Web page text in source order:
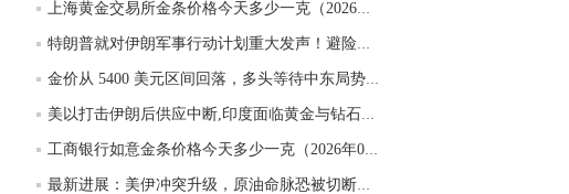
匿名网友-中金在线手机网：止损多少 老师
徐文婷：7美金
度。70一50？。
徐文婷：带上止损博弈，实时指导， 关注老
师财经号主页：http://mp.cnfol.com/user/58676
上海黄金交易所金条价格今天多少一克（2026年03...
特朗普就对伊朗军事行动计划重大发声！避险情绪...
金价从 5400 美元区间回落，多头等待中东局势后...
美以打击伊朗后供应中断,印度面临黄金与钻石短...
工商银行如意金条价格今天多少一克（2026年03月...
最新进展：美伊冲突升级，原油命脉恐被切断，华...